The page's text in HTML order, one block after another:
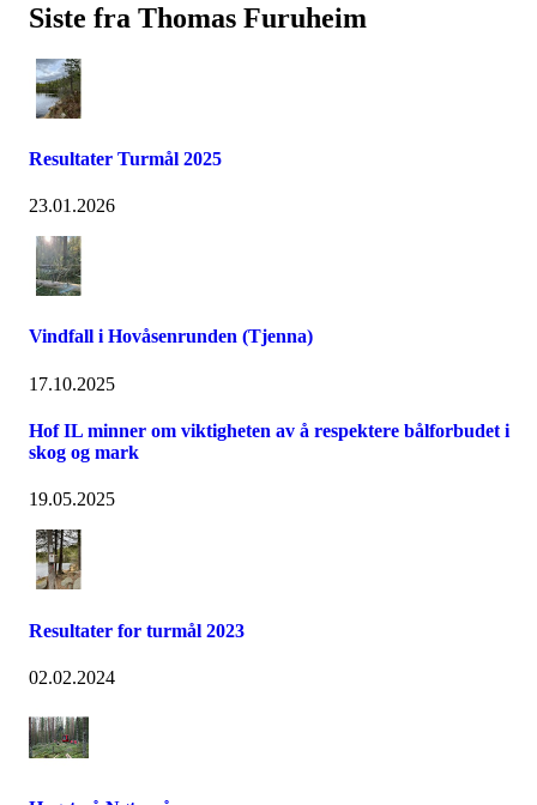
Siste fra Thomas Furuheim
Resultater Turmål 2025
23.01.2026
Vindfall i Hovåsenrunden (Tjenna)
17.10.2025
Hof IL minner om viktigheten av å respektere bålforbudet i
skog og mark
19.05.2025
Resultater for turmål 2023
02.02.2024